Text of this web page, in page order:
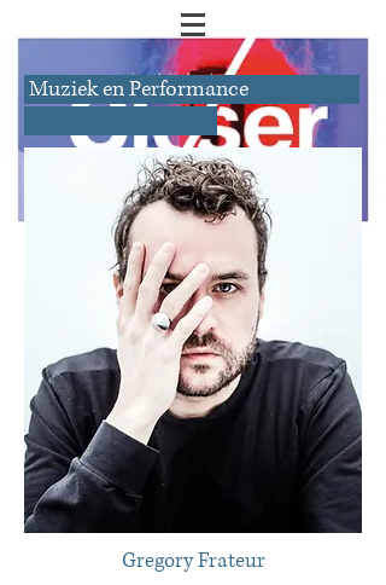
Muziek en Performance
Gregory Frateur